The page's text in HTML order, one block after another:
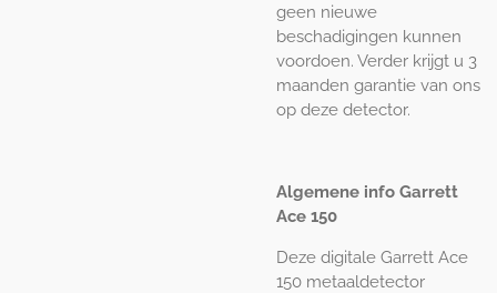
geen nieuwe
beschadigingen kunnen
voordoen. Verder krijgt u 3
maanden garantie van ons
op deze detector.
Algemene info Garrett
Ace 150
Deze digitale Garrett Ace
150 metaaldetector